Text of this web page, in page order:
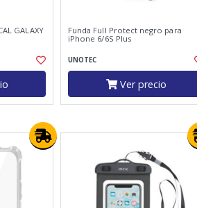
GALAXY
Funda Full Protect negro para
iPhone 6/6S Plus
UNOTEC
Ver precio